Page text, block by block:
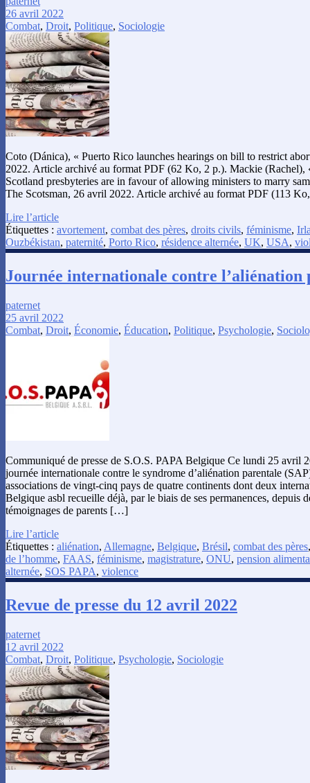
26 avril 2022
Combat, Droit, Politique, Sociologie
Coto (Dánica), « Puerto Rico launches hearings on bill to restrict
2022. Article archivé au format PDF (62 Ko, 2 p.). Mackie
Scotland presbyteries are in favour of allowing ministers to marry
The Scotsman, 26 avril 2022. Article archivé au format PDF (113
Lire l’article
Étiquettes : avortement, combat des pères, droits civils, féminisme,
Ouzbékistan, paternité, Porto Rico, résidence alternée, UK, USA,
Journée internationale contre l’aliénation
paternet
25 avril 2022
Combat, Droit, Économie, Éducation, Politique, Psychologie,
Communiqué de presse de S.O.S. PAPA Belgique Ce lundi 25 avril
journée internationale contre le syndrome d’aliénation parentale
associations de vingt-cinq pays de quatre continents dont deux
Belgique asbl recueille déjà, par le biais de ses permanences, depuis
témoignages de parents […]
Lire l’article
Étiquettes : aliénation, Allemagne, Belgique, Brésil, combat des pères
de l’homme, FAAS, féminisme, magistrature, ONU, pension
alternée, SOS PAPA, violence
Revue de presse du 12 avril 2022
paternet
12 avril 2022
Combat, Droit, Politique, Psychologie, Sociologie